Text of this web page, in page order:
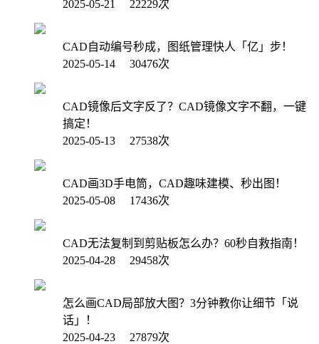
2025-05-21 22229次
CAD自动编号秒成，图纸管理快人「亿」步！
2025-05-14 30476次
CAD镜像后文字反了？CAD镜像文字不翻，一键
搞定！
2025-05-13 27538次
CAD画3D手电筒，CAD趣味建模、秒出图！
2025-05-08 17436次
CAD无法复制到剪贴板怎么办？60秒自救指南！
2025-04-28 29458次
怎么画CAD局部放大图？3分钟教你让细节「说
话」！
2025-04-23 27879次